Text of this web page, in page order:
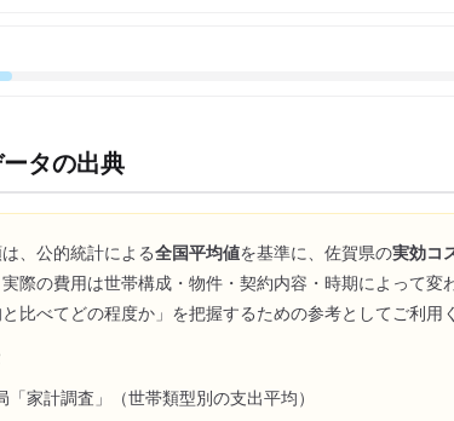
タの出典
、公的統計による全国平均値を基準に、 佐賀県の実効コ
際の費用は世帯構成・物件・契約内容・時期によって変
比べてどの程度か」を把握するための参考としてご利用
「家計調査」（世帯類型別の支出平均）